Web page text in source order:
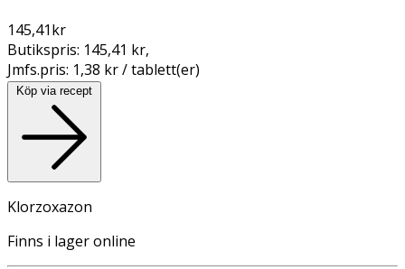
145,41kr
Butikspris: 145,41 kr,
Jmfs.pris: 1,38 kr / tablett(er)
Köp via recept
Klorzoxazon
Finns i lager online